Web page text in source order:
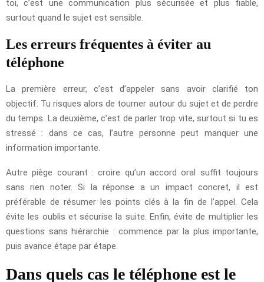
toi, c’est une communication plus sécurisée et plus fiable,
surtout quand le sujet est sensible.
Les erreurs fréquentes à éviter au
téléphone
La première erreur, c’est d’appeler sans avoir clarifié ton
objectif. Tu risques alors de tourner autour du sujet et de perdre
du temps. La deuxième, c’est de parler trop vite, surtout si tu es
stressé : dans ce cas, l’autre personne peut manquer une
information importante.
Autre piège courant : croire qu’un accord oral suffit toujours
sans rien noter. Si la réponse a un impact concret, il est
préférable de résumer les points clés à la fin de l’appel. Cela
évite les oublis et sécurise la suite. Enfin, évite de multiplier les
questions sans hiérarchie : commence par la plus importante,
puis avance étape par étape.
Dans quels cas le téléphone est le